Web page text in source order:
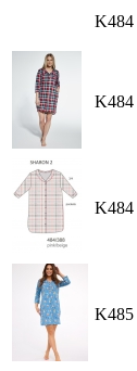
K484
K484
K484
K485